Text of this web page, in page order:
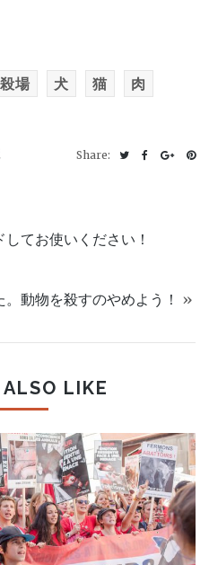
場 犬 猫 肉
Share:
てお使いください！
動物を殺すのやめよう！
»
LIKE